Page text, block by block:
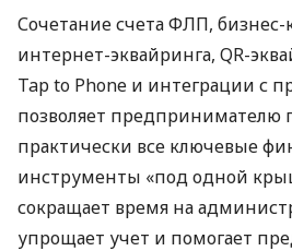
Сочетание счета ФЛП, бизнес-
интернет-эквайринга, QR-
Tap to Phone и интеграции с
позволяет предпринимателю
практически все ключевые
инструменты «под одной
сокращает время на
упрощает учет и помогает